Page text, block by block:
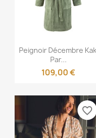
Aperçu rapide
Peignoir Décembre
Par...
109,00 €
favorite_border